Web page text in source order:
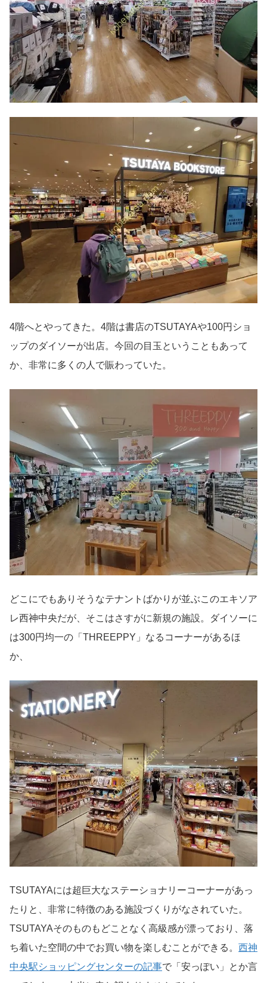
4階へとやってきた。4階は書店のTSUTAYAや100円ショ
ップのダイソーが出店。今回の目玉ということもあって
か、非常に多くの人で賑わっていた。
どこにでもありそうなテナントばかりが並ぶこのエキソア
レ西神中央だが、そこはさすがに新規の施設。ダイソーに
は300円均一の「THREEPPY」なるコーナーがあるほ
か、
TSUTAYAには超巨大なステーショナリーコーナーがあっ
たりと、非常に特徴のある施設づくりがなされていた。
TSUTAYAそのものもどことなく高級感が漂っており、落
ち着いた空間の中でお買い物を楽しむことができる。 西神
中央駅ショッピングセンターの記事で「安っぽい」とか言